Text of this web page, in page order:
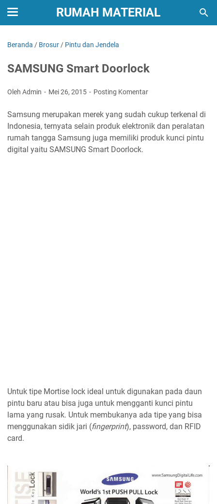
RUMAH MATERIAL
Beranda / Brosur / Pintu dan Jendela
SAMSUNG Smart Doorlock
Oleh Admin Mei 26, 2015 Posting Komentar
Samsung merupakan merek yang sudah cukup terkenal di
Indonesia, ternyata selain produk elektronik dan peralatan
rumah tangga Samsung juga memiliki produk kunci pintu
digital yaitu SAMSUNG Smart Doorlock.
Untuk tipe Mortise lock ideal untuk digunakan pada daun
pintu baru atau bisa juga untuk mengganti kunci pintu
lama yang rusak. Untuk membukanya ada tipe yang bisa
menggunakan sidik jari (fingerprint), password, dan RFID
card.